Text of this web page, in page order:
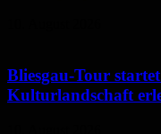
Bliesgau-Tour
Kulturlandschaft